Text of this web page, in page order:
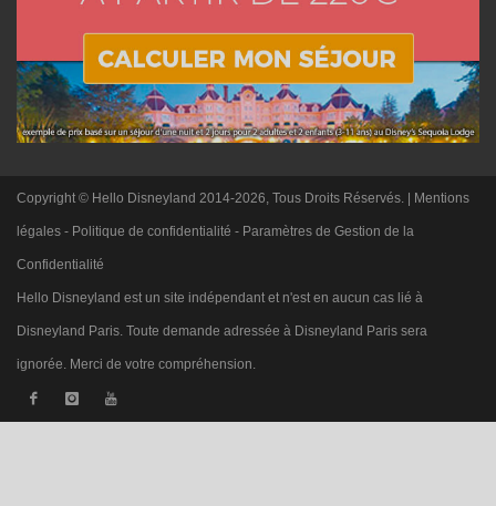
Copyright © Hello Disneyland 2014-2026, Tous Droits Réservés. | Mentions
légales - Politique de confidentialité - Paramètres de Gestion de la
Confidentialité
Hello Disneyland est un site indépendant et n'est en aucun cas lié à
Disneyland Paris. Toute demande adressée à Disneyland Paris sera
ignorée. Merci de votre compréhension.